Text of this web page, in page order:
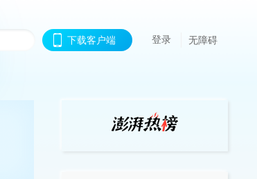
下载客户端 登录 无障碍